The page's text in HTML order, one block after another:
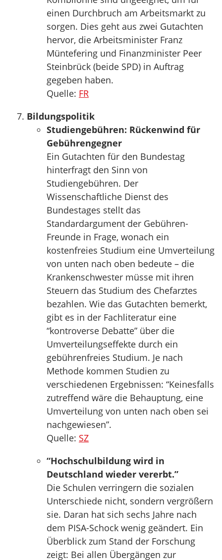
einen Durchbruch am Arbeitsmarkt zu
sorgen. Dies geht aus zwei Gutachten
hervor, die Arbeitsminister Franz
Müntefering und Finanzminister Peer
Steinbrück (beide SPD) in Auftrag
gegeben haben.
Quelle: FR
Bildungspolitik
Studiengebühren: Rückenwind für
Gebührengegner
Ein Gutachten für den Bundestag
hinterfragt den Sinn von
Studiengebühren. Der
Wissenschaftliche Dienst des
Bundestages stellt das
Standardargument der Gebühren-
Freunde in Frage, wonach ein
kostenfreies Studium eine Umverteilung
von unten nach oben bedeute – die
Krankenschwester müsse mit ihren
Steuern das Studium des Chefarztes
bezahlen. Wie das Gutachten bemerkt,
gibt es in der Fachliteratur eine
“kontroverse Debatte” über die
Umverteilungseffekte durch ein
gebührenfreies Studium. Je nach
Methode kommen Studien zu
verschiedenen Ergebnissen: “Keinesfalls
zutreffend wäre die Behauptung, eine
Umverteilung von unten nach oben sei
nachgewiesen”.
Quelle: SZ
“Hochschulbildung wird in
Deutschland wieder vererbt.”
Die Schulen verringern die sozialen
Unterschiede nicht, sondern vergrößern
sie. Daran hat sich sechs Jahre nach
dem PISA-Schock wenig geändert. Ein
Überblick zum Stand der Forschung
zeigt: Bei allen Übergängen zur